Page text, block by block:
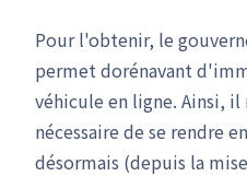
Pour l'obtenir, le
permet dorénavant
véhicule en ligne. Ainsi, il
nécessaire de se rendre
désormais (depuis la